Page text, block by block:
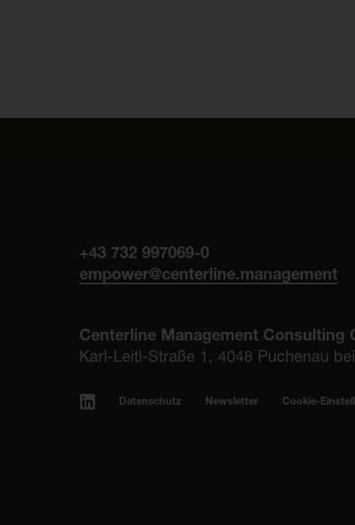
+43 732 997069-0
empower@centerline.management
Centerline Management Consulting
Karl-Leitl-Straße 1, 4048 Puchenau
Datenschutz Newsletter Cookie-